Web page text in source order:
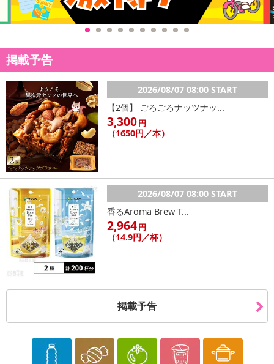
掲載予告
2026/08/07 08:00 START
【2個】 ごろごろナッツナッ...
3,300円
（1650円／本）
2026/08/07 08:00 START
香るAroma Brew T...
2,964円
（14.9円／杯）
掲載予告